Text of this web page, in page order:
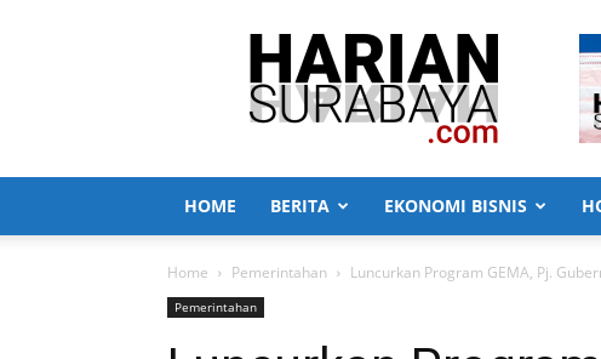
Harian
Surabaya
HOME BERITA EKONOMI BISNIS
Home Pemerintahan Luncurkan Program GEMA, Pj.
Pemerintahan